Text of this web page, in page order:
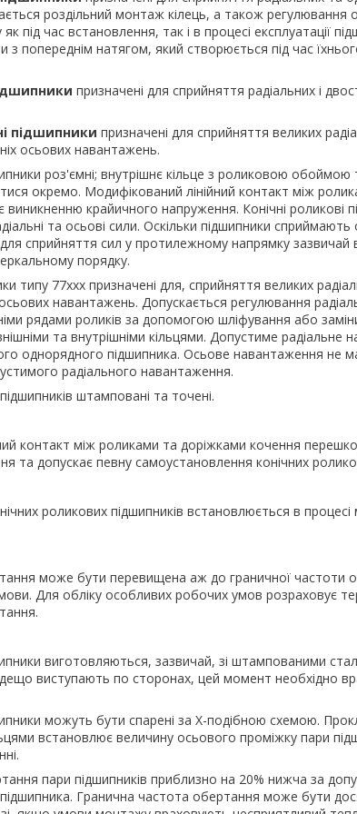
роздільний монтаж кілець, а також регулювання
під час встановлення, так і в процесі експлуатації
попереднім натягом, який створюється під час
призначені для сприйняття радіальних і
підшипники призначені для сприйняття великих
осьових навантажень.
роз'ємні; внутрішнє кільце з роликовою обоймою
окремо. Модифікований лінійний контакт між
крайичного напруження. Конічні роликові
та осьові сили. Оскільки підшипники сприймають
сприйняття сил у протилежному напрямку зазвичай
порядку.
типу 77ххх призначені для, сприйняття великих
навантажень. Допускається регулювання
рядами роликів за допомогою шліфування або
та внутрішніми кільцями. Допустиме радіальне
однорядного підшипника. Осьове навантаження не
радіального навантаження.
штамповані та точені.
контакт між роликами та доріжками кочення
та допускає певну самоустановлення конічних
роликових підшипників встановлюється в
може бути перевищена аж до граничної частоти
Для обліку особливих робочих умов розраховує
виготовляються, зазвичай, зі штампованими
виступають по сторонах, цей момент необхідно
можуть бути спарені за Х-подібною схемою.
встановлює величину осьового проміжку пари
пари підшипників приблизно на 20% нижча за
Гранична частота обертання може бути